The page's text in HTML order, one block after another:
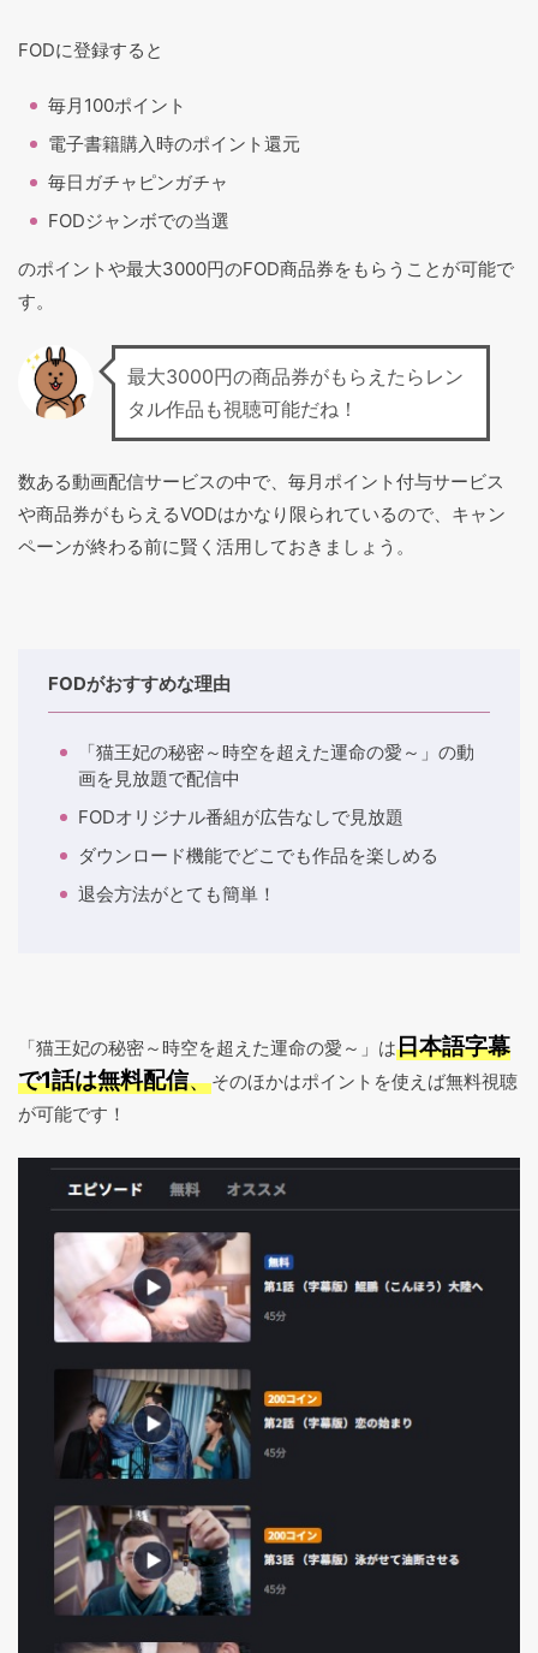
FODに登録すると
毎月100ポイント
電子書籍購入時のポイント還元
毎日ガチャピンガチャ
FODジャンボでの当選
のポイントや最大3000円のFOD商品券をもらうことが可能で
す。
最大3000円の商品券がもらえたらレン
タル作品も視聴可能だね！
数ある動画配信サービスの中で、毎月ポイント付与サービス
や商品券がもらえるVODはかなり限られているので、キャン
ペーンが終わる前に賢く活用しておきましょう。
FODがおすすめな理由
「猫王妃の秘密～時空を超えた運命の愛～」の動
画を見放題で配信中
FODオリジナル番組が広告なしで見放題
ダウンロード機能でどこでも作品を楽しめる
退会方法がとても簡単！
「猫王妃の秘密～時空を超えた運命の愛～」は日本語字幕
で1話は無料配信、そのほかはポイントを使えば無料視聴
が可能です！